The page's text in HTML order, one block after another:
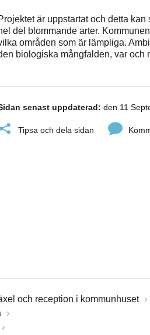
är uppstartat och detta
del blommande arter.
områden som är lämpliga.
biologiska mångfalden, var och
senast uppdaterad: den 11
Tipsa och dela sidan
och reception i kommunhuset